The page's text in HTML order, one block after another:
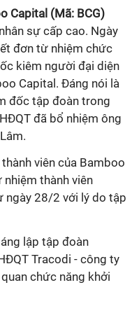
Capital (Mã: BCG)
sự cấp cao. Ngày
đơn từ nhiệm chức
kiêm người đại diện
Capital. Đáng nói là
đốc tập đoàn trong
đã bổ nhiệm ông
viên của Bamboo
thành viên
ngày 28/2 với lý do tập
lập tập đoàn
Tracodi - công ty
chức năng khởi